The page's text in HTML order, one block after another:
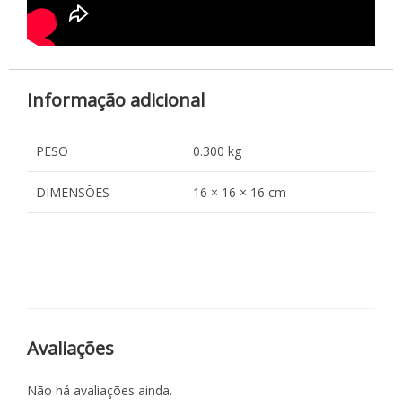
Informação adicional
PESO 0.300 kg
DIMENSÕES 16 × 16 × 16 cm
Avaliações
Não há avaliações ainda.